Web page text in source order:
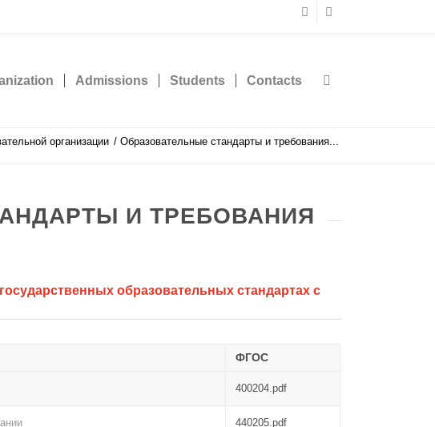
Admissions Students Contacts
организации / Образовательные стандарты и требования...
И ТРЕБОВАНИЯ
образовательных стандартах с
ФГОС
400204.pdf
440205.pdf